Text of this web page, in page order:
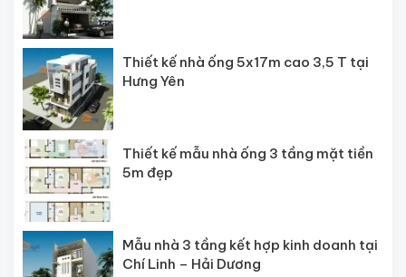
Thiết kế nhà ống 5x17m cao 3,5 T tại
Hưng Yên
Thiết kế mẫu nhà ống 3 tầng mặt tiền
5m đẹp
Mẫu nhà 3 tầng kết hợp kinh doanh tại
Chí Linh – Hải Dương